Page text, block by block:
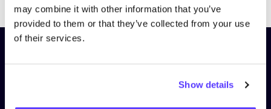
may combine it with other information that you’ve
provided to them or that they’ve collected from your use
of their services.
Show details